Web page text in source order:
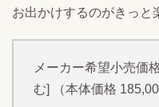
お出かけするのがきっと
メーカー希望小売価
む] （本体価格